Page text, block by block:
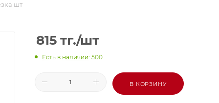
шт
815 тг./шт
Есть в наличии: 500
В КОРЗИНУ